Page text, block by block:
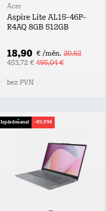
Acer
Aspire Lite AL15-46P-
R4AQ 8GB 512GB
18,90 € /mēn. 20,62
453,72 € 495,04 €
bez PVN
Izpārdošana! -49,59€